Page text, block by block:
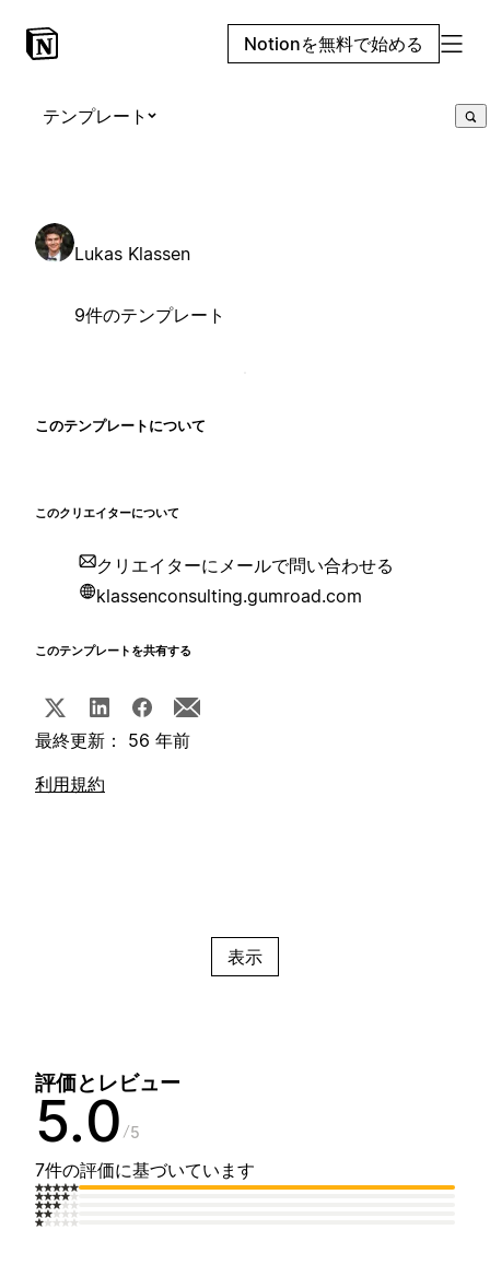
Notionを無料で始める
テンプレート
Lukas Klassen
9件のテンプレート
このテンプレートについて
このクリエイターについて
クリエイターにメールで問い合わせる
klassenconsulting.gumroad.com
このテンプレートを共有する
最終更新： 56 年前
利用規約
表示
評価とレビュー
5.0 5
7件の評価に基づいています